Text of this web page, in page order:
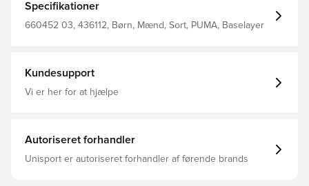
Specifikationer
660452 03, 436112, Børn, Mænd, Sort, PUMA, Baselayer
Kundesupport
Vi er her for at hjælpe
Autoriseret forhandler
Unisport er autoriseret forhandler af førende brands